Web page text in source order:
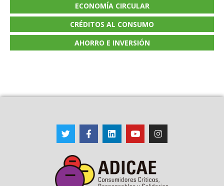
ECONOMÍA CIRCULAR
CRÉDITOS AL CONSUMO
AHORRO E INVERSIÓN